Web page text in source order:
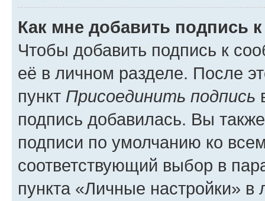
Как мне добавить подпись
Чтобы добавить подпись к
её в личном разделе. После
пункт Присоединить подпись
подпись добавилась. Вы
подписи по умолчанию ко
соответствующий выбор в
пункта «Личные настройки»